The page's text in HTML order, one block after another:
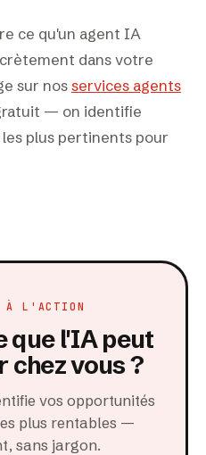
ce qu'un agent IA
dans votre
sur nos services agents
— on identifie
les plus pertinents pour
À L'ACTION
que l'IA peut
chez vous ?
vos opportunités
plus rentables —
sans jargon.